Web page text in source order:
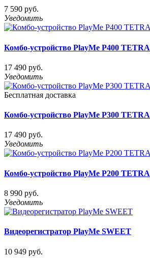
7 590 руб.
Уведомить
Комбо-устройство PlayMe P400 TETRA
17 490 руб.
Уведомить
Бесплатная доставка
Комбо-устройство PlayMe P300 TETRA
17 490 руб.
Уведомить
Комбо-устройство PlayMe P200 TETRA
8 990 руб.
Уведомить
Видеорегистратор PlayMe SWEET
10 949 руб.